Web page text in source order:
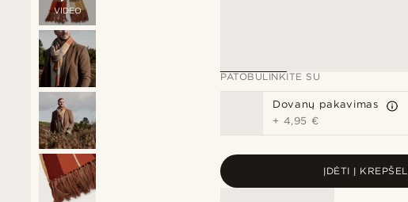
VIDEO
PATOBULINKITE SU
Dovanų pakavimas
+ 4,95 €
ĮDĖTI Į